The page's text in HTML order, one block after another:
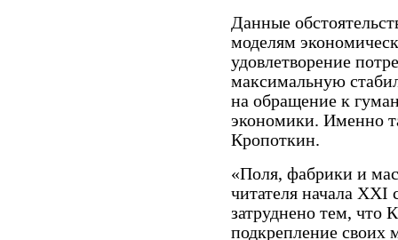
Данные
моделям
удовлетворение
максимальную
на обращение к
экономики. Именно
Кропоткин.
«Поля, фабрики и
читателя начала XXI
затруднено тем, что
подкрепление своих